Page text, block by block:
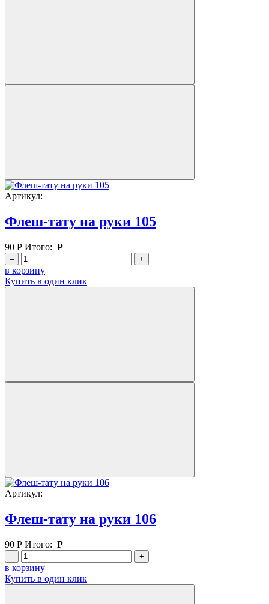
Артикул:
Флеш-тату на руки 105
90 Р Итого: Р
– +
в корзину
Купить в один клик
Артикул:
Флеш-тату на руки 106
90 Р Итого: Р
– +
в корзину
Купить в один клик